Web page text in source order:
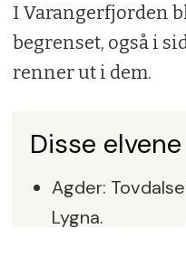
I Varangerfjorden
begrenset, også i
renner ut i dem.
Disse
Agder:
Lygna.